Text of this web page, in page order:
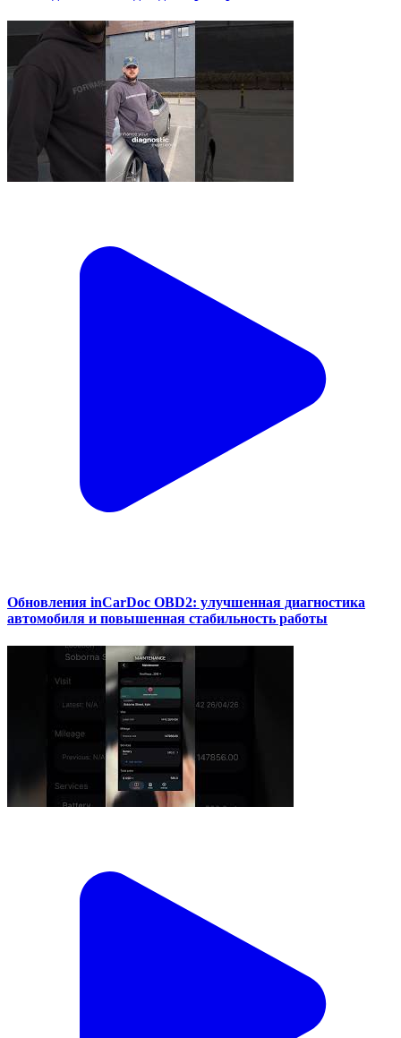
Обновления inCarDoc OBD2: улучшенная диагностика
автомобиля и повышенная стабильность работы